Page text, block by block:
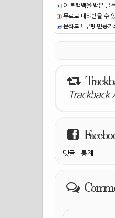
이 트랙백을 받은 글
무료로 내려받을 수
문화도시부평 민중
Trackback
댓글 · 통계